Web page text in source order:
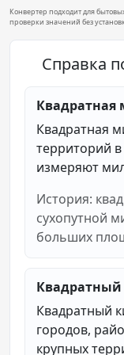
Конвертер подходит для
проверки значений без
Справка
Квадратная
Квадратная
территорий в
измеряют
История:
сухопутной
больших
Квадратный
Квадратный
городов,
крупных